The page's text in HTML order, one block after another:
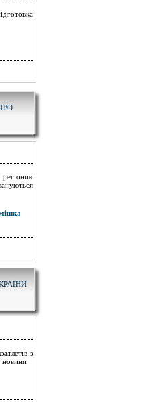
з
новини